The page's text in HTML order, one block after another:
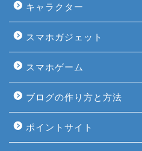
キャラクター
スマホガジェット
スマホゲーム
ブログの作り方と方法
ポイントサイト